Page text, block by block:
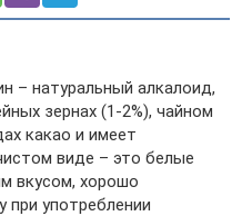
– натуральный алкалоид,
зернах (1-2%), чайном
какао и имеет
виде – это белые
вкусом, хорошо
употреблении